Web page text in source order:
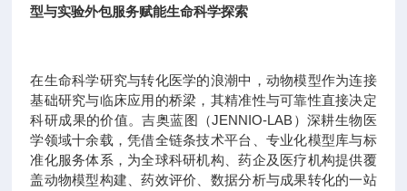
型与实验外包服务赋能生命科学探索
在生命科学研究与转化医学的浪潮中，动物模型作为连接
基础研究与临床应用的桥梁，其精准性与可靠性直接决定
科研成果的价值。吉奥蓝图（JENNIO-LAB）深耕生物医
学领域十余载，凭借全链条技术平台、专业化模型库与标
准化服务体系，为全球科研机构、药企及医疗机构提供覆
盖动物模型构建、药效评价、数据分析与成果转化的一站